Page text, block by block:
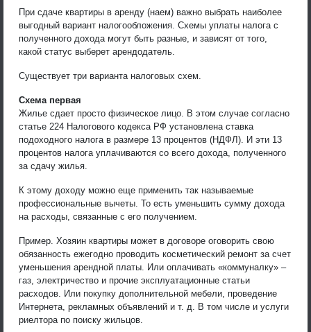
При сдаче квартиры в аренду (наем) важно выбрать наиболее
выгодный вариант налогообложения. Схемы уплаты налога с
полученного дохода могут быть разные, и зависят от того,
какой статус выберет арендодатель.
Существует три варианта налоговых схем.
Схема первая
Жилье сдает просто физическое лицо. В этом случае согласно
статье 224 Налогового кодекса РФ установлена ставка
подоходного налога в размере 13 процентов (НДФЛ). И эти 13
процентов налога уплачиваются со всего дохода, полученного
за сдачу жилья.
К этому доходу можно еще применить так называемые
профессиональные вычеты. То есть уменьшить сумму дохода
на расходы, связанные с его получением.
Пример. Хозяин квартиры может в договоре оговорить свою
обязанность ежегодно проводить косметический ремонт за счет
уменьшения арендной платы. Или оплачивать «коммуналку» –
газ, электричество и прочие эксплуатационные статьи
расходов. Или покупку дополнительной мебели, проведение
Интернета, рекламных объявлений и т. д. В том числе и услуги
риелтора по поиску жильцов.